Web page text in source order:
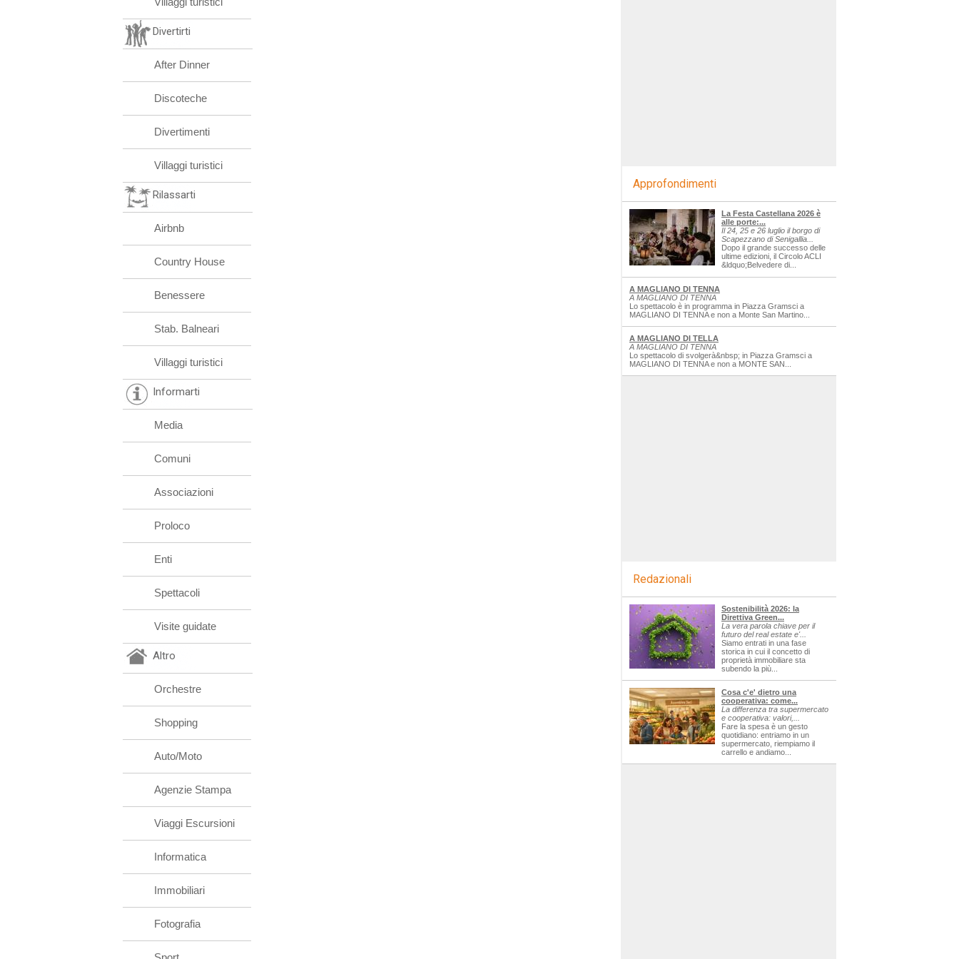
Divertirti
After Dinner
Discoteche
Divertimenti
Villaggi turistici
Rilassarti
Airbnb
Country House
Benessere
Stab. Balneari
Villaggi turistici
Informarti
Media
Comuni
Associazioni
Proloco
Enti
Spettacoli
Visite guidate
Altro
Orchestre
Shopping
Auto/Moto
Agenzie Stampa
Viaggi Escursioni
Informatica
Immobiliari
Fotografia
Approfondimenti
La Festa Castellana 2026 è
alle porte:...
Il 24, 25 e 26 luglio il borgo di
Scapezzano di Senigallia...
Dopo il grande successo delle
ultime edizioni, il Circolo ACLI
&ldquo;Belvedere di...
A MAGLIANO DI TENNA
A MAGLIANO DI TENNA
Lo spettacolo è in programma in Piazza Gramsci a
MAGLIANO DI TENNA e non a Monte San Martino...
A MAGLIANO DI TELLA
A MAGLIANO DI TENNA
Lo spettacolo di svolgerà&nbsp; in Piazza Gramsci a
MAGLIANO DI TENNA e non a MONTE SAN...
Redazionali
Sostenibilità 2026: la
Direttiva Green...
La vera parola chiave per il
futuro del real estate e'...
Siamo entrati in una fase
storica in cui il concetto di
proprietà immobiliare sta
subendo la più...
Cosa c'e' dietro una
cooperativa: come...
La differenza tra supermercato
e cooperativa: valori,...
Fare la spesa è un gesto
quotidiano: entriamo in un
supermercato, riempiamo il
carrello e andiamo...